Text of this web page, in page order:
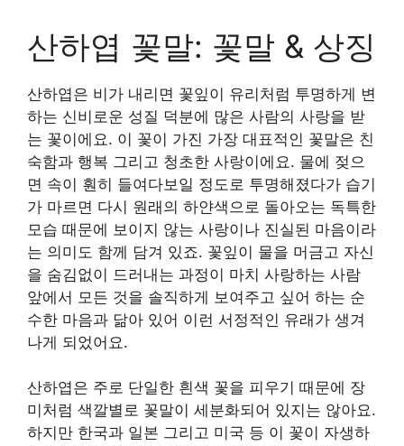
산하엽 꽃말: 꽃말 & 상징
산하엽은 비가 내리면 꽃잎이 유리처럼 투명하게 변
하는 신비로운 성질 덕분에 많은 사람의 사랑을 받
는 꽃이에요. 이 꽃이 가진 가장 대표적인 꽃말은 친
숙함과 행복 그리고 청초한 사랑이에요. 물에 젖으
면 속이 훤히 들여다보일 정도로 투명해졌다가 습기
가 마르면 다시 원래의 하얀색으로 돌아오는 독특한
모습 때문에 보이지 않는 사랑이나 진실된 마음이라
는 의미도 함께 담겨 있죠. 꽃잎이 물을 머금고 자신
을 숨김없이 드러내는 과정이 마치 사랑하는 사람
앞에서 모든 것을 솔직하게 보여주고 싶어 하는 순
수한 마음과 닮아 있어 이런 서정적인 유래가 생겨
나게 되었어요.
산하엽은 주로 단일한 흰색 꽃을 피우기 때문에 장
미처럼 색깔별로 꽃말이 세분화되어 있지는 않아요.
하지만 한국과 일본 그리고 미국 등 이 꽃이 자생하